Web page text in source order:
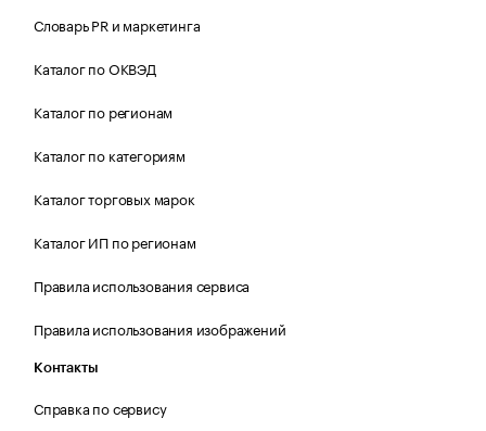
Словарь PR и маркетинга
Каталог по ОКВЭД
Каталог по регионам
Каталог по категориям
Каталог торговых марок
Каталог ИП по регионам
Правила использования сервиса
Правила использования изображений
Контакты
Справка по сервису